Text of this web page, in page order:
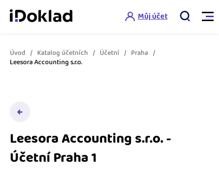
Vlastnosti
Správa kontaktů
Hlídání cashflow
Spolupráce s účetní
Nápověda
Šablony faktur
Můj účet
Úvod Katalog účetních Účetní
Praha
Leesora Accounting s.r.o.
Leesora Accounting s.r.o. -
Účetní Praha 1